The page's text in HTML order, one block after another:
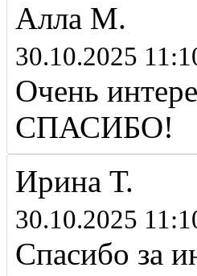
Алла М.
30.10.2025
Очень
СПАСИБО!
Ирина Т.
30.10.2025
Спасибо за